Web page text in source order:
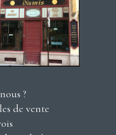
?
de vente